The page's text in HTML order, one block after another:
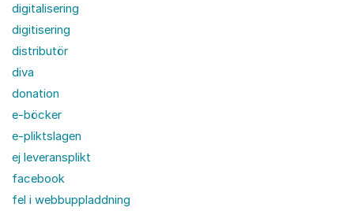
digitalisering
digitisering
distributör
diva
donation
e-böcker
e-pliktslagen
ej leveransplikt
facebook
fel i webbuppladdning